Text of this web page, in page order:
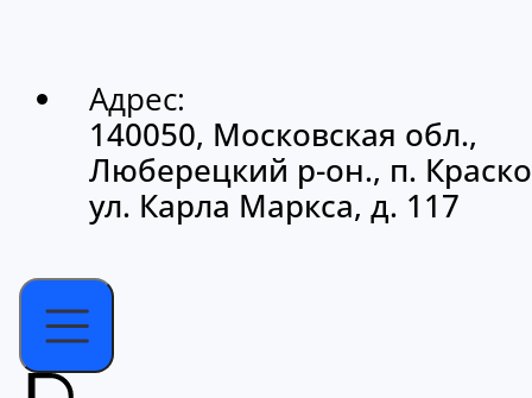
Адрес:
140050, Московская обл.,
Люберецкий р-он., п.
ул. Карла Маркса, д. 117